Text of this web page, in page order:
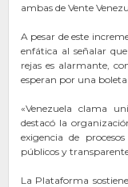
ambas de Vente
A pesar de este
enfática al señalar
rejas es alarmante,
esperan por una boleta
«Venezuela clama
destacó la
exigencia de
públicos y
La Plataforma